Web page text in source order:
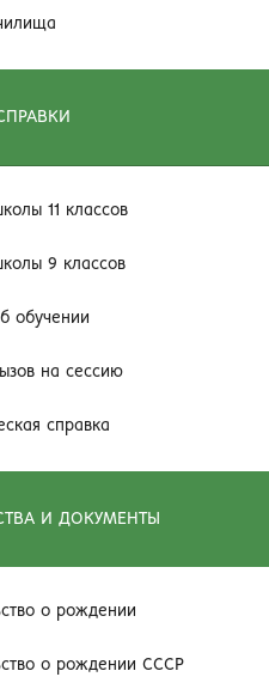
11 классов
9 классов
обучении
на сессию
справка
И ДОКУМЕНТЫ
о рождении
о рождении СССР